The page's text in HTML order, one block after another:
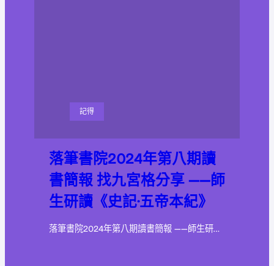
記得
落筆書院2024年第八期讀
書簡報 找九宮格分享 ——師
生研讀《史記·五帝本紀》
落筆書院2024年第八期讀書簡報 ——師生研…